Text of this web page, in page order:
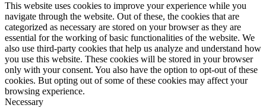
This website uses cookies to improve your experience while you
navigate through the website. Out of these, the cookies that are
categorized as necessary are stored on your browser as they are
essential for the working of basic functionalities of the website. We
also use third-party cookies that help us analyze and understand how
you use this website. These cookies will be stored in your browser
only with your consent. You also have the option to opt-out of these
cookies. But opting out of some of these cookies may affect your
browsing experience.
Necessary